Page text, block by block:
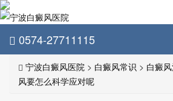
0574-27711115
宁波白癜风医院 > 白癜风常识 > 白癜
风要怎么科学应对呢